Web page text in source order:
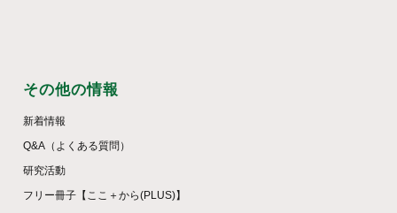
その他の情報
新着情報
Q&A（よくある質問）
研究活動
フリー冊子【ここ＋から(PLUS)】